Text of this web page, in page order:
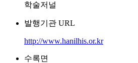
학술저널
발행기관 URL
http://www.hanilhis.or.kr
수록면